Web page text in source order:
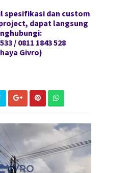
spesifikasi dan custom
dapat langsung
/ 0811 1843 528
Givro)